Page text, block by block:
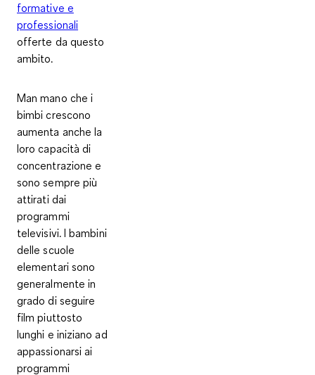
formative e
professionali
offerte da questo
ambito.
Man mano che i
bimbi crescono
aumenta anche la
loro capacità di
concentrazione e
sono sempre più
attirati dai
programmi
televisivi. I bambini
delle scuole
elementari sono
generalmente in
grado di seguire
film piuttosto
lunghi e iniziano ad
appassionarsi ai
programmi